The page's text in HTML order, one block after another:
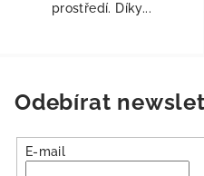
prostředí. Díky...
Odebírat
E-mail